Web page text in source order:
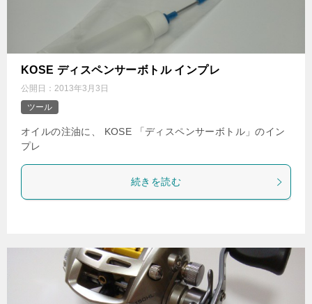
KOSE ディスペンサーボトル インプレ
公開日： 2013年3月3日
ツール
オイルの注油に、 KOSE 「ディスペンサーボトル」のイン
プレ
続きを読む